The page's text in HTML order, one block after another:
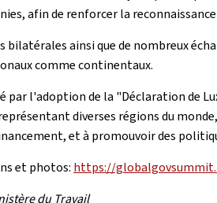
afin de renforcer la
bilatérales ainsi que de nombreux
comme continentaux.
par l'adoption de la "Déclaration de
diverses régions du
et à promouvoir des
et photos: https://
du Travail